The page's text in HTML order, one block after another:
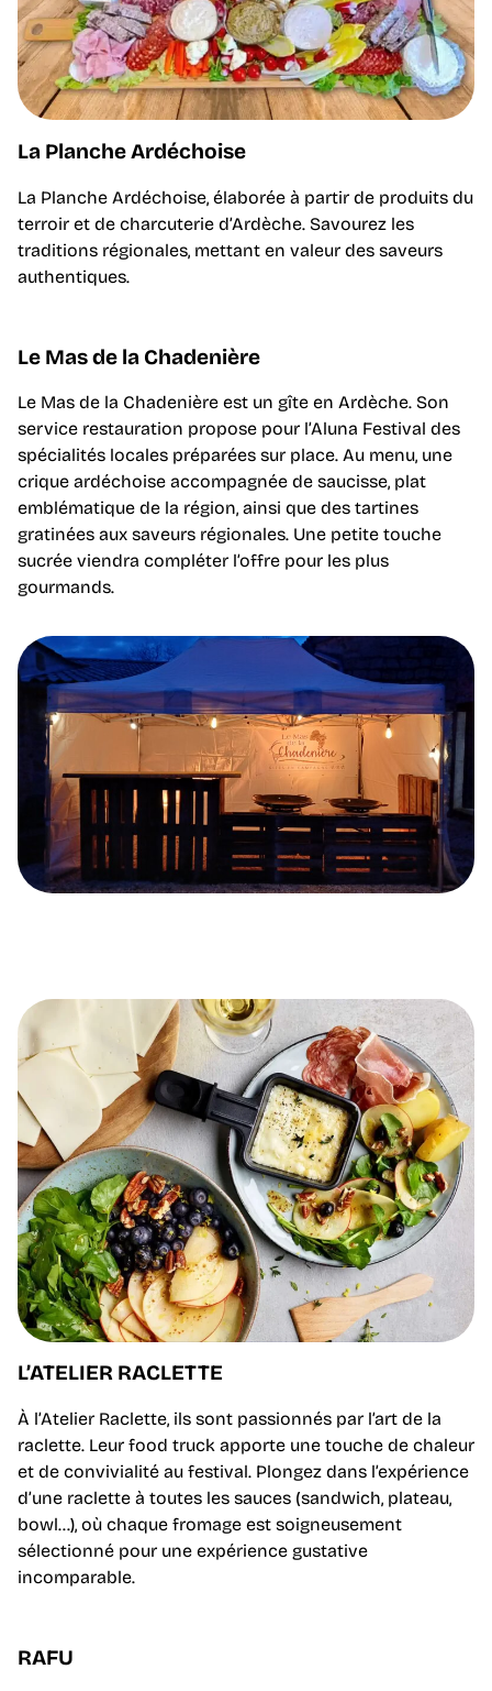
La Planche Ardéchoise
La Planche Ardéchoise, élaborée à partir de produits du
terroir et de charcuterie d’Ardèche. Savourez les
traditions régionales, mettant en valeur des saveurs
authentiques.
Le Mas de la Chadenière
Le Mas de la Chadenière est un gîte en Ardèche. Son
service restauration propose pour l’Aluna Festival des
spécialités locales préparées sur place. Au menu, une
crique ardéchoise accompagnée de saucisse, plat
emblématique de la région, ainsi que des tartines
gratinées aux saveurs régionales. Une petite touche
sucrée viendra compléter l’offre pour les plus
gourmands.
L’ATELIER RACLETTE
À l’Atelier Raclette, ils sont passionnés par l’art de la
raclette. Leur food truck apporte une touche de chaleur
et de convivialité au festival. Plongez dans l’expérience
d’une raclette à toutes les sauces (sandwich, plateau,
bowl…), où chaque fromage est soigneusement
sélectionné pour une expérience gustative
incomparable.
RAFU